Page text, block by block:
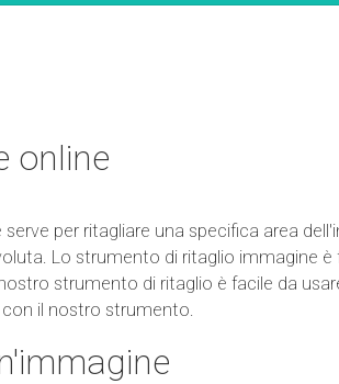
online
per ritagliare una specifica area
Lo strumento di ritaglio immagine
strumento di ritaglio è facile da
il nostro strumento.